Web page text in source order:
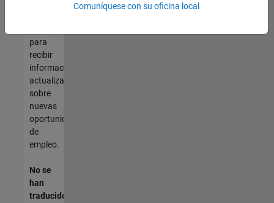
para
recibir
información
actualizada
sobre
nuevas
oportunidades
de
empleo.
No se
han
traducido
Comuníquese con su oficina local